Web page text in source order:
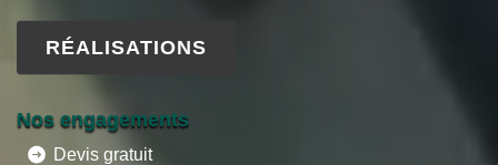
RÉALISATIONS
Nos engagements
Devis gratuit